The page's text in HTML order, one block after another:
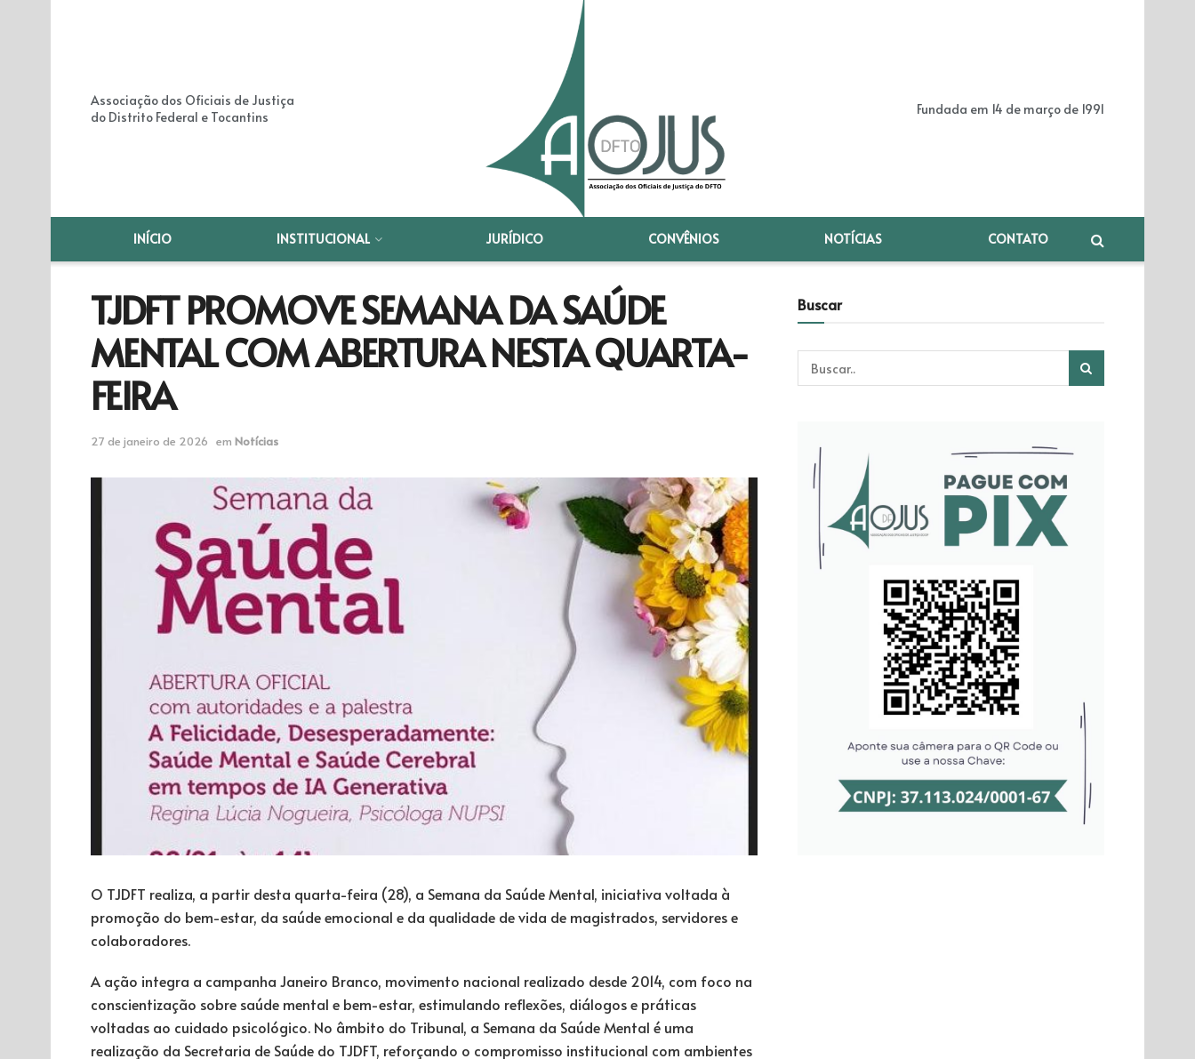
Associação dos Oficiais de Justiça
do Distrito Federal e Tocantins
Fundada em 14 de março de 1991
INÍCIO INSTITUCIONAL JURÍDICO CONVÊNIOS NOTÍCIAS CONTATO
TJDFT PROMOVE SEMANA DA SAÚDE
MENTAL COM ABERTURA NESTA QUARTA-
FEIRA
27 de janeiro de 2026 em Notícias
O TJDFT realiza, a partir desta quarta-feira (28), a Semana da Saúde Mental, iniciativa voltada à
promoção do bem-estar, da saúde emocional e da qualidade de vida de magistrados, servidores e
colaboradores.
A ação integra a campanha Janeiro Branco, movimento nacional realizado desde 2014, com foco na
conscientização sobre saúde mental e bem-estar, estimulando reflexões, diálogos e práticas
voltadas ao cuidado psicológico. No âmbito do Tribunal, a Semana da Saúde Mental é uma
realização da Secretaria de Saúde do TJDFT, reforçando o compromisso institucional com ambientes
Buscar